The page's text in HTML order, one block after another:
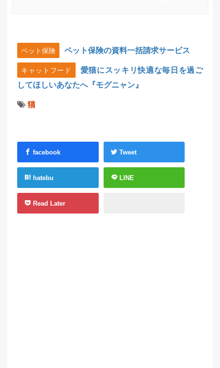
ペット保険 ペット保険の資料一括請求サービス
キャットフード
愛猫にスッキリ快適な毎日を過ご
してほしいあなたへ『モグニャン』
猫
facebook Tweet
hatebu LINE
Read Later